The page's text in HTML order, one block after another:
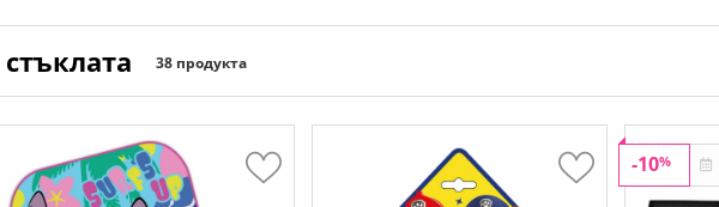
38 продукта
-10%